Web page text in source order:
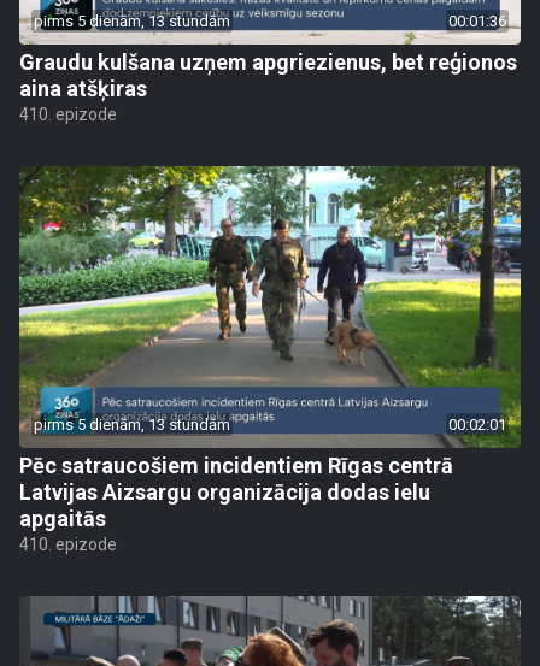
pirms 5 dienām, 13 stundām 00:01:36
Graudu kulšana uzņem apgriezienus, bet reģionos
aina atšķiras
410. epizode
pirms 5 dienām, 13 stundām 00:02:01
Pēc satraucošiem incidentiem Rīgas centrā
Latvijas Aizsargu organizācija dodas ielu
apgaitās
410. epizode